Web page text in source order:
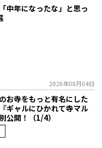
中年になったな」と思っ
2026年08月04日
お寺をもっと有名にした
ギャルにひかれて寺マル
公開！（1/4）